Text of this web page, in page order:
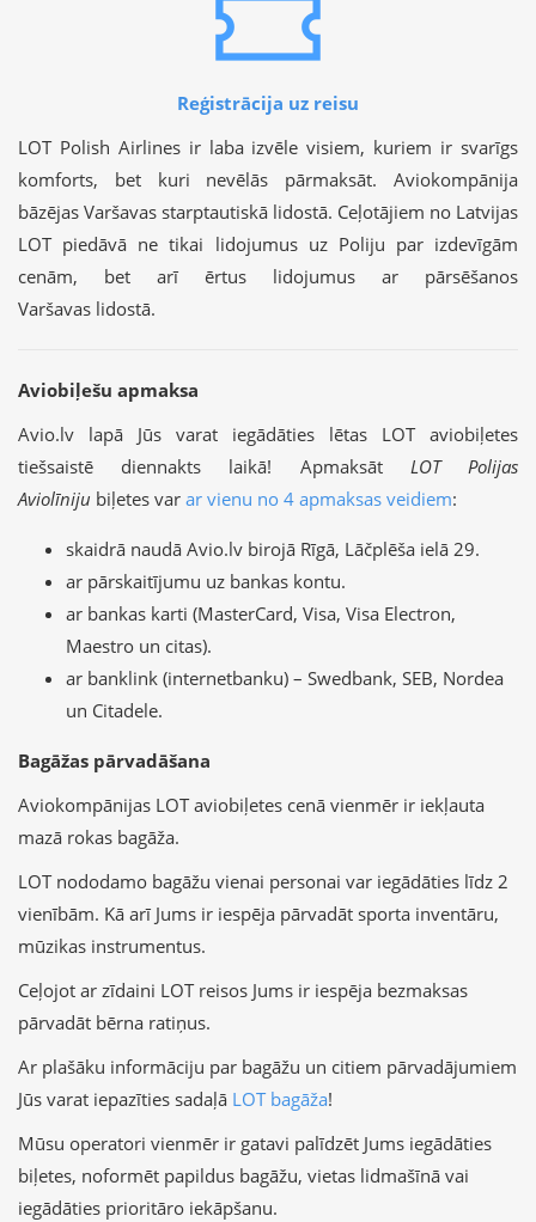
Reģistrācija uz reisu
LOT Polish Airlines ir laba izvēle visiem, kuriem ir svarīgs
komforts, bet kuri nevēlās pārmaksāt. Aviokompānija
bāzējas Varšavas starptautiskā lidostā. Ceļotājiem no Latvijas
LOT piedāvā ne tikai lidojumus uz Poliju par izdevīgām
cenām, bet arī ērtus lidojumus ar pārsēšanos
Varšavas lidostā.
Aviobiļešu apmaksa
Avio.lv lapā Jūs varat iegādāties lētas LOT aviobiļetes
tiešsaistē diennakts laikā! Apmaksāt LOT Polijas
Aviolīniju biļetes var ar vienu no 4 apmaksas veidiem:
skaidrā naudā Avio.lv birojā Rīgā, Lāčplēša ielā 29.
ar pārskaitījumu uz bankas kontu.
ar bankas karti (MasterCard, Visa, Visa Electron,
Maestro un citas).
ar banklink (internetbanku) – Swedbank, SEB, Nordea
un Citadele.
Bagāžas pārvadāšana
Aviokompānijas LOT aviobiļetes cenā vienmēr ir iekļauta
mazā rokas bagāža.
LOT nododamo bagāžu vienai personai var iegādāties līdz 2
vienībām. Kā arī Jums ir iespēja pārvadāt sporta inventāru,
mūzikas instrumentus.
Ceļojot ar zīdaini LOT reisos Jums ir iespēja bezmaksas
pārvadāt bērna ratiņus.
Ar plašāku informāciju par bagāžu un citiem pārvadājumiem
Jūs varat iepazīties sadaļā LOT bagāža!
Mūsu operatori vienmēr ir gatavi palīdzēt Jums iegādāties
biļetes, noformēt papildus bagāžu, vietas lidmašīnā vai
iegādāties prioritāro iekāpšanu.